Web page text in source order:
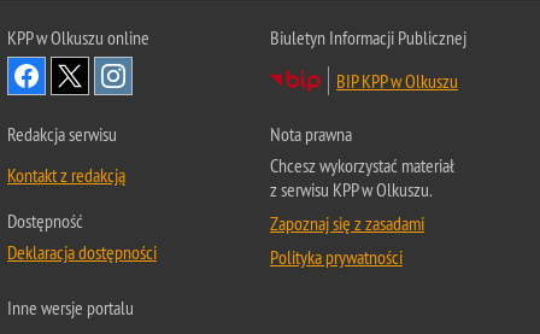
KPP w Olkuszu online
Biuletyn Informacji Publicznej
BIP KPP w Olkuszu
Redakcja serwisu
Kontakt z redakcją
Dostępność
Deklaracja dostępności
Nota prawna
Chcesz wykorzystać materiał
z serwisu KPP w Olkuszu.
Zapoznaj się z zasadami
Polityka prywatności
Inne wersje portalu